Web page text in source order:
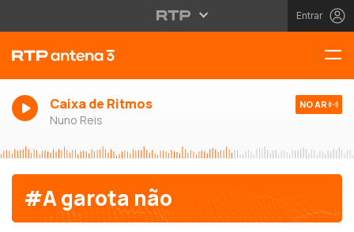
Entrar
Caixa de Ritmos
Nuno Reis
NO AR
#A garota não